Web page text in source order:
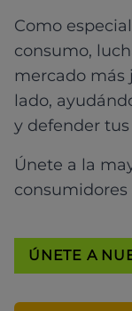
Como
consumo,
mercado más
lado,
y defender
Únete a la
consumidores
ÚNETE A